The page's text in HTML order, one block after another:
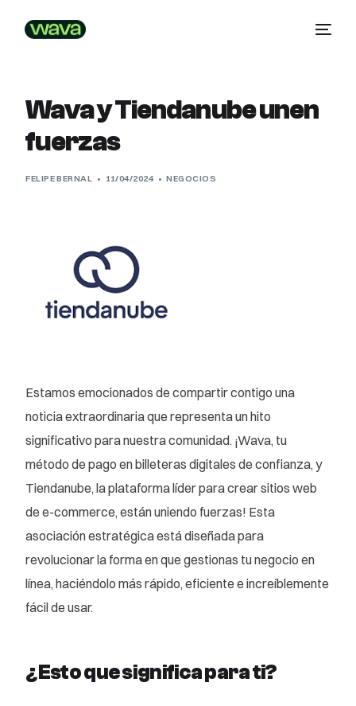
Wava y Tiendanube unen
fuerzas
FELIPE BERNAL 11/04/2024 NEGOCIOS
Estamos emocionados de compartir contigo una
noticia extraordinaria que representa un hito
significativo para nuestra comunidad. ¡Wava, tu
método de pago en billeteras digitales de confianza, y
Tiendanube, la plataforma líder para crear sitios web
de e-commerce, están uniendo fuerzas! Esta
asociación estratégica está diseñada para
revolucionar la forma en que gestionas tu negocio en
línea, haciéndolo más rápido, eficiente e increíblemente
fácil de usar.
¿Esto que significa para ti?